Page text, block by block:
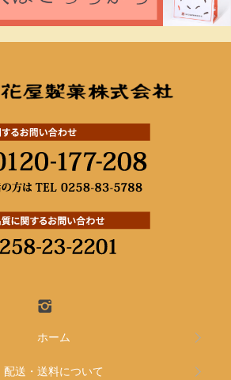
ホーム
配送・送料について